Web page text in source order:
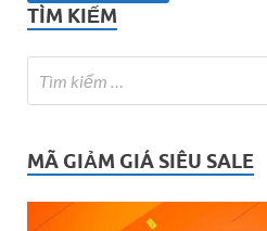
TÌM KIẾM
MÃ GIẢM GIÁ SIÊU SALE